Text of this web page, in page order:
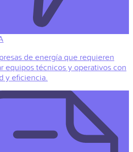
de energía que requieren
equipos técnicos y operativos con
y eficiencia.